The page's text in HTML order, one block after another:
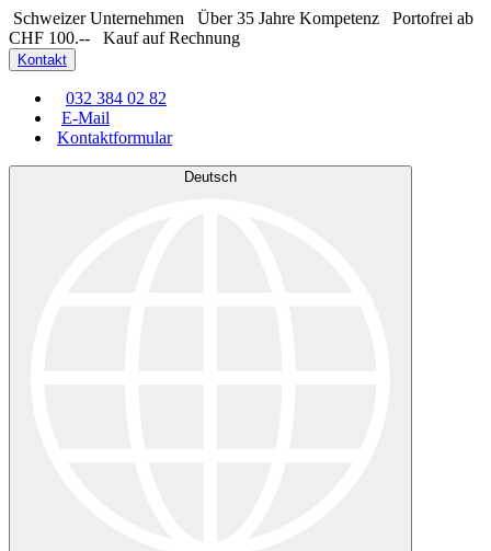
Schweizer Unternehmen Über 35 Jahre Kompetenz
Portofrei ab
CHF 100.--
Kauf auf Rechnung
Kontakt
032 384 02 82
E-Mail
Kontaktformular
Deutsch